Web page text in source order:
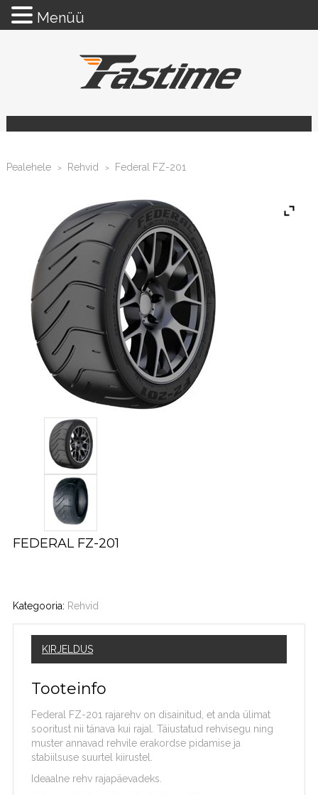
Pealehele > Rehvid > Federal FZ-201
FEDERAL FZ-201
Kategooria: Rehvid
KIRJELDUS
Tooteinfo
Federal FZ-201 rajarehv on disainitud, et anda ülimat
sooritust nii tänava kui rajal. Täiustatud rehvisegu ning
muster annavad rehvile erakordse pidamise ja
stabiilsuse suurtel kiirustel.
Ideaalne rehv rajapäevadeks.
Menüü